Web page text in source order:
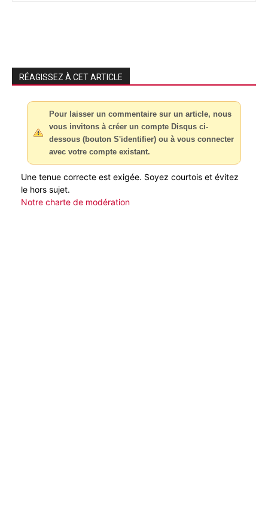
RÉAGISSEZ À CET ARTICLE
Pour laisser un commentaire sur un article, nous
vous invitons à créer un compte Disqus ci-
dessous (bouton S'identifier) ou à vous connecter
avec votre compte existant.
Une tenue correcte est exigée. Soyez courtois et évitez
le hors sujet.
Notre charte de modération